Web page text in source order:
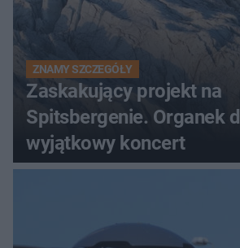
ZNAMY SZCZEGÓŁY
Zaskakujący projekt na
Spitsbergenie. Organek
wyjątkowy koncert